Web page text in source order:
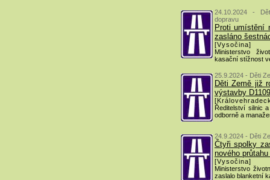
24.10.2024 -
dopravu
Proti umístění
zasláno
[Vysočina]
Ministerstvo
kasační stížnost
25.9.2024 - Děti
Děti Země již
výstavby D1109
Ředitelství silnic
odborně a
24.9.2024 - Děti
Čtyři spolky
nového
[Vysočina]
Ministerstvo
zaslalo blanketní